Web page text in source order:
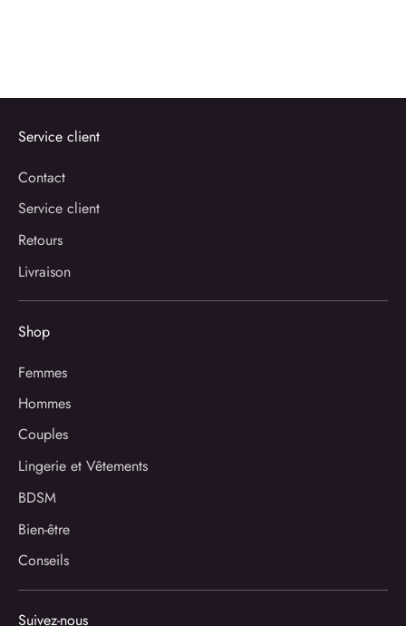
Service client
Contact
Service client
Retours
Livraison
Shop
Femmes
Hommes
Couples
Lingerie et Vêtements
BDSM
Bien-être
Conseils
Suivez-nous